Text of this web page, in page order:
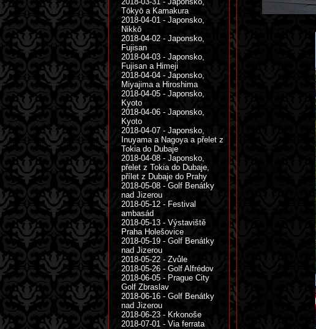
Tōkyō a Kamakura
2018-04-01 - Japonsko,
Nikkō
2018-04-02 - Japonsko,
Fujisan
2018-04-03 - Japonsko,
Fujisan a Himeji
2018-04-04 - Japonsko,
Miyajima a Hiroshima
2018-04-05 - Japonsko,
Kyoto
2018-04-06 - Japonsko,
Kyoto
2018-04-07 - Japonsko,
Inuyama a Nagoya a přelet z
Tokia do Dubaje
2018-04-08 - Japonsko,
přelet z Tokia do Dubaje,
přílet z Dubaje do Prahy
2018-05-08 - Golf Benátky
nad Jizerou
2018-05-12 - Festival
ambasád
2018-05-13 - Výstaviště
Praha Holešovice
2018-05-19 - Golf Benátky
nad Jizerou
2018-05-22 - Zvůle
2018-05-26 - Golf Alfrédov
2018-06-05 - Prague City
Golf Zbraslav
2018-06-16 - Golf Benátky
nad Jizerou
2018-06-23 - Krkonoše
2018-07-01 - Via ferrata